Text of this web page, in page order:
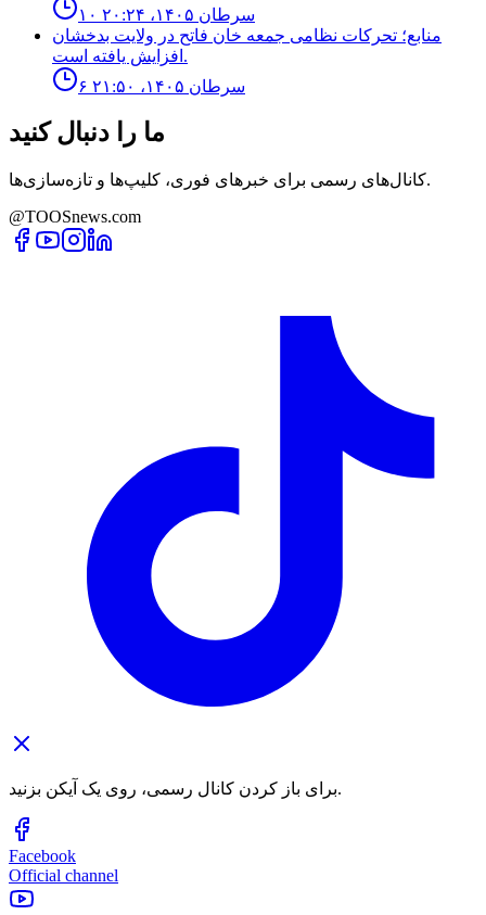
۱۰ سرطان ۱۴۰۵، ۲۰:۲۴
منابع؛ تحركات نظامى جمعه خان فاتح در ولايت بدخشان
افزايش يافته است.
۶ سرطان ۱۴۰۵، ۲۱:۵۰
ما را دنبال کنید
کانال‌های رسمی برای خبرهای فوری، کلیپ‌ها و تازه‌سازی‌ها.
@TOOSnews.com
برای باز کردن کانال رسمی، روی یک آیکن بزنید.
Facebook
Official channel